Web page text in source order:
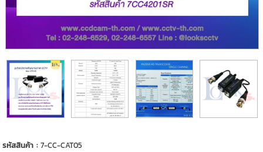
รหัสสินค้า :7-CC-CAT05